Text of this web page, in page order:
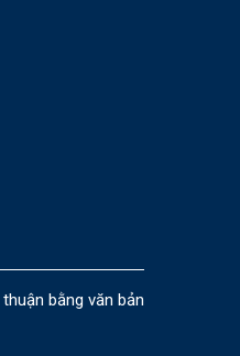
bằng văn bản